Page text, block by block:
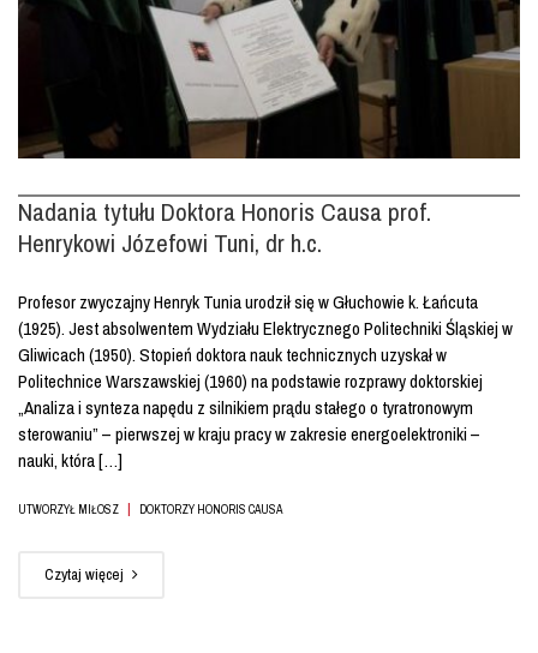
Nadania tytułu Doktora Honoris Causa prof.
Henrykowi Józefowi Tuni, dr h.c.
Profesor zwyczajny Henryk Tunia urodził się w Głuchowie k. Łańcuta
(1925). Jest absolwentem Wydziału Elektrycznego Politechniki Śląskiej w
Gliwicach (1950). Stopień doktora nauk technicznych uzyskał w
Politechnice Warszawskiej (1960) na podstawie rozprawy doktorskiej
„Analiza i synteza napędu z silnikiem prądu stałego o tyratronowym
sterowaniu” – pierwszej w kraju pracy w zakresie energoelektroniki –
nauki, która […]
UTWORZYŁ MIŁOSZ | DOKTORZY HONORIS CAUSA
Czytaj więcej